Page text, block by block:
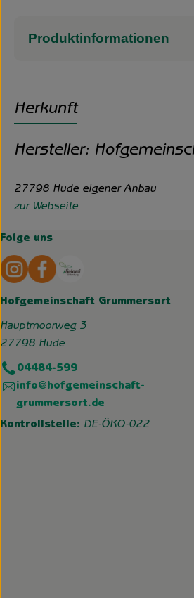
Produktinformationen
Herkunft
Hersteller:
27798 Hude eigener Anbau
zur Webseite
Folge uns
Externer Link zu https://
Externer Link zu
Hofgemeinschaft Grummersort
Hauptmoorweg 3
27798 Hude
04484-599
info@hofgemeinschaft-
grummersort.de
Kontrollstelle: DE-ÖKO-022